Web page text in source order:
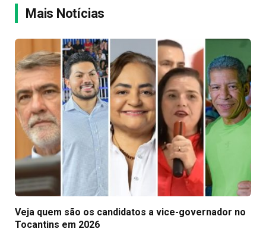
Mais Notícias
Veja quem são os candidatos a vice-governador no
Tocantins em 2026